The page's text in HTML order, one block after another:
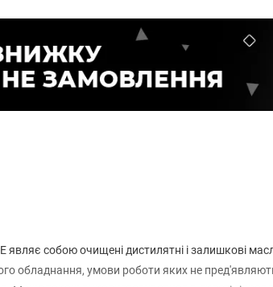
являє собою очищені дистилятні і залишкові
обладнання, умови роботи яких не